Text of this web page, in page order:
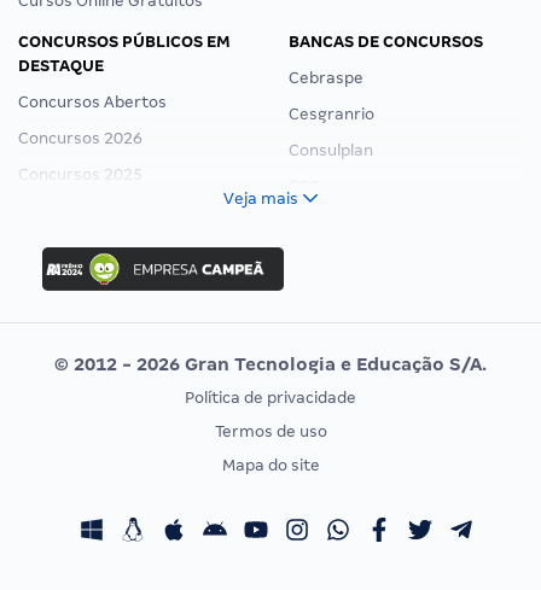
CONCURSOS PÚBLICOS EM
DESTAQUE
Concursos Abertos
Concursos 2026
Concursos 2025
Concurso Ibama
Concurso MPU
Editais publicados
BANCAS DE CONCURSOS
Cebraspe
Cesgranrio
Consulplan
Vunesp
CONCURSOS POR PROFISSÃO
Concursos Fiscais
EXAME DE ORDEM
Calendário OAB
Veja mais
© 2012 - 2026 Gran Tecnologia e Educação S/A.
Política de privacidade
Termos de uso
Mapa do site